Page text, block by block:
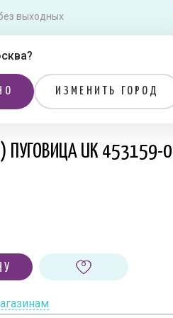
выходных
?
ИЗМЕНИТЬ ГОРОД
ЛИТЕРАТУРА
ПУГОВИЦА UK